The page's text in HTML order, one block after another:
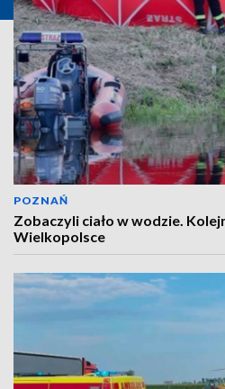
POZNAŃ
Zobaczyli ciało w wodzie.
Wielkopolsce